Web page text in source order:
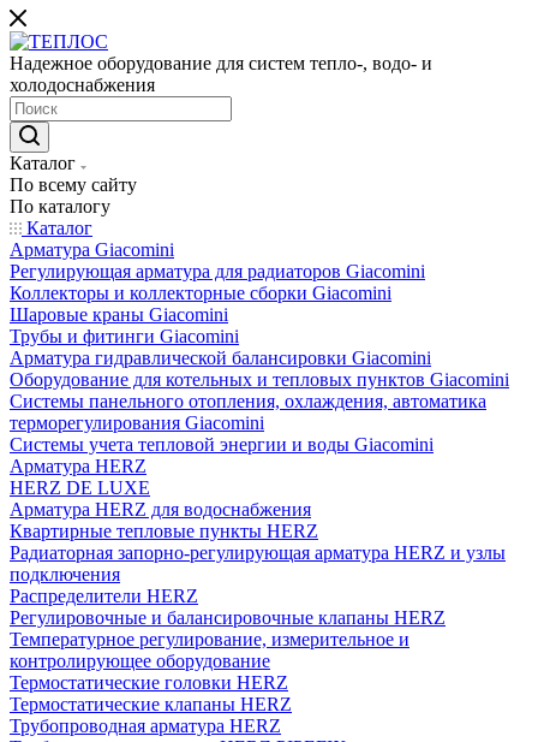
Надежное оборудование для систем тепло-, водо- и
холодоснабжения
Каталог
По всему сайту
По каталогу
Каталог
Арматура Giacomini
Регулирующая арматура для радиаторов Giacomini
Коллекторы и коллекторные сборки Giacomini
Шаровые краны Giacomini
Трубы и фитинги Giacomini
Арматура гидравлической балансировки Giacomini
Оборудование для котельных и тепловых пунктов Giacomini
Системы панельного отопления, охлаждения, автоматика
терморегулирования Giacomini
Системы учета тепловой энергии и воды Giacomini
Арматура HERZ
HERZ DE LUXE
Арматура HERZ для водоснабжения
Квартирные тепловые пункты HERZ
Радиаторная запорно-регулирующая арматура HERZ и узлы
подключения
Распределители HERZ
Регулировочные и балансировочные клапаны HERZ
Температурное регулирование, измерительное и
контролирующее оборудование
Термостатические головки HERZ
Термостатические клапаны HERZ
Трубопроводная арматура HERZ